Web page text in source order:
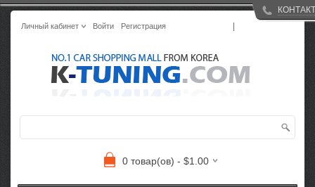
Личный кабинет Войти Регистрация
0 товар(ов) - $1.00